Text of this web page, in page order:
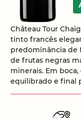
Château Tour
tinto francês
predominância de
de frutas negras
minerais. Em
equilibrado e final